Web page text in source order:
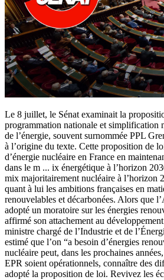
Le 8 juillet, le Sénat examinait la
programmation nationale et simplification
de l’énergie, souvent surnommée PPL
à l’origine du texte. Cette proposition de
d’énergie nucléaire en France en
dans le m ... ix énergétique à l’horizon
mix majoritairement nucléaire à l’horizon
quant à lui les ambitions françaises en
renouvelables et décarbonées. Alors que
adopté un moratoire sur les énergies
affirmé son attachement au
ministre chargé de l’Industrie et de
estimé que l’on “a besoin d’énergies
nucléaire peut, dans les prochaines
EPR soient opérationnels, connaître des
adopté la proposition de loi. Revivez les